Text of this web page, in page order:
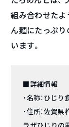
組み合わせたよ
ん麺にたっぷり
います。
■詳細情報
・名称：ひじり
・住所：佐賀
ラザひじりの